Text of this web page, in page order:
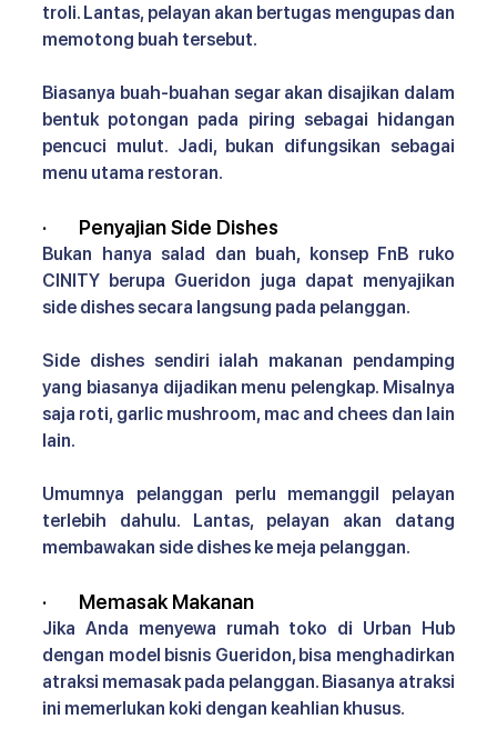
troli. Lantas, pelayan akan bertugas mengupas dan
memotong buah tersebut.
Biasanya buah-buahan segar akan disajikan dalam
bentuk potongan pada piring sebagai hidangan
pencuci mulut. Jadi, bukan difungsikan sebagai
menu utama restoran.
· Penyajian Side Dishes
Bukan hanya salad dan buah, konsep FnB ruko
CINITY berupa Gueridon juga dapat menyajikan
side dishes secara langsung pada pelanggan.
Side dishes sendiri ialah makanan pendamping
yang biasanya dijadikan menu pelengkap. Misalnya
saja roti, garlic mushroom, mac and chees dan lain
lain.
Umumnya pelanggan perlu memanggil pelayan
terlebih dahulu. Lantas, pelayan akan datang
membawakan side dishes ke meja pelanggan.
· Memasak Makanan
Jika Anda menyewa rumah toko di Urban Hub
dengan model bisnis Gueridon, bisa menghadirkan
atraksi memasak pada pelanggan. Biasanya atraksi
ini memerlukan koki dengan keahlian khusus.